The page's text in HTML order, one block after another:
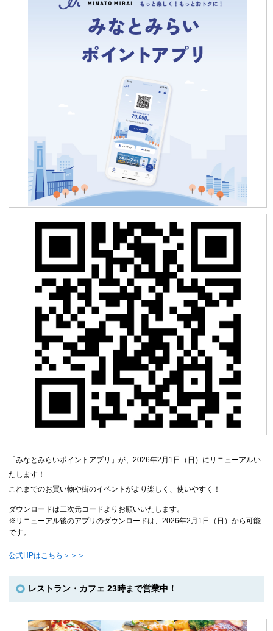
「みなとみらいポイントアプリ」が、2026年2月1日（日）にリニューアルい
たします！
これまでのお買い物や街のイベントがより楽しく、使いやすく！
ダウンロードは二次元コードよりお願いいたします。
※リニューアル後のアプリのダウンロードは、2026年2月1日（日）から可能
です。
公式HPはこちら＞＞＞
レストラン・カフェ 23時まで営業中！